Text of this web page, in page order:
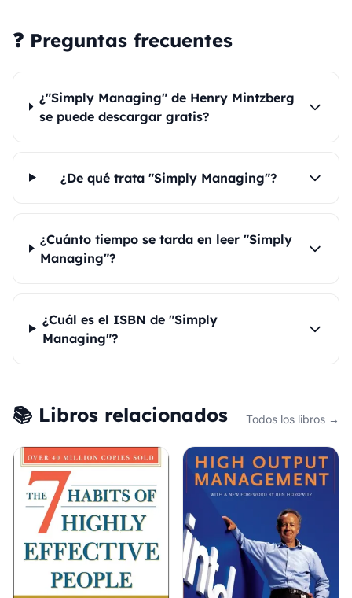
❓ Preguntas frecuentes
¿"Simply Managing" de Henry Mintzberg
se puede descargar gratis?
¿De qué trata "Simply Managing"?
¿Cuánto tiempo se tarda en leer "Simply
Managing"?
¿Cuál es el ISBN de "Simply
Managing"?
📚 Libros relacionados Todos los libros →